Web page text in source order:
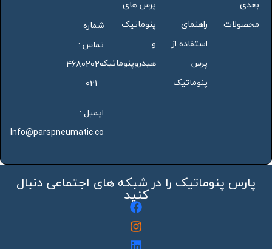
بعدی
محصولات
راهنمای
استفاده از
پرس
پنوماتیک
پرس های
پنوماتیک
و
هیدروپنوماتیک
شماره
تماس :
46802020
– 021
ایمیل :
Info@parspneumatic.co
پارس پنوماتیک را در شبکه های اجتماعی دنبال
کنید